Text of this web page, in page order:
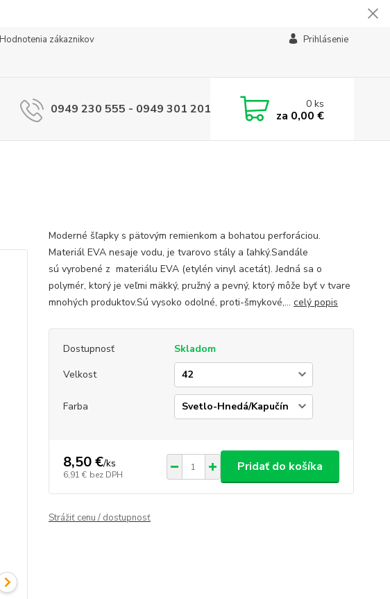
Hodnotenia zákaznikov
Prihlásenie
0949 230 555 - 0949 301 201 0ks
za 0,00 €
Moderné šľapky s pätovým remienkom a bohatou perforáciou.
Materiál EVA nesaje vodu, je tvarovo stály a ľahký.Sandále
sú vyrobené z materiálu EVA (etylén vinyl acetát). Jedná sa o
polymér, ktorý je veľmi mäkký, pružný a pevný, ktorý môže byť v tvare
mnohých produktov.Sú vysoko odolné, proti-šmykové,... celý popis
Dostupnosť
Skladom
Velkost
Farba
8,50 €/ks
6,91 € bez DPH
Pridať do košíka
Strážiť cenu / dostupnosť